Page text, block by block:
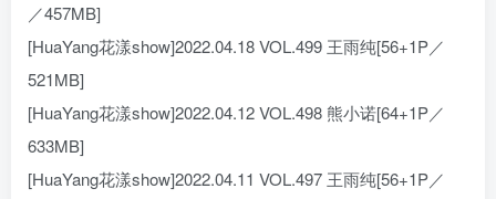
／457MB]
[HuaYang花漾show]2022.04.18 VOL.499 王雨纯[56+1P／
521MB]
[HuaYang花漾show]2022.04.12 VOL.498 熊小诺[64+1P／
633MB]
[HuaYang花漾show]2022.04.11 VOL.497 王雨纯[56+1P／